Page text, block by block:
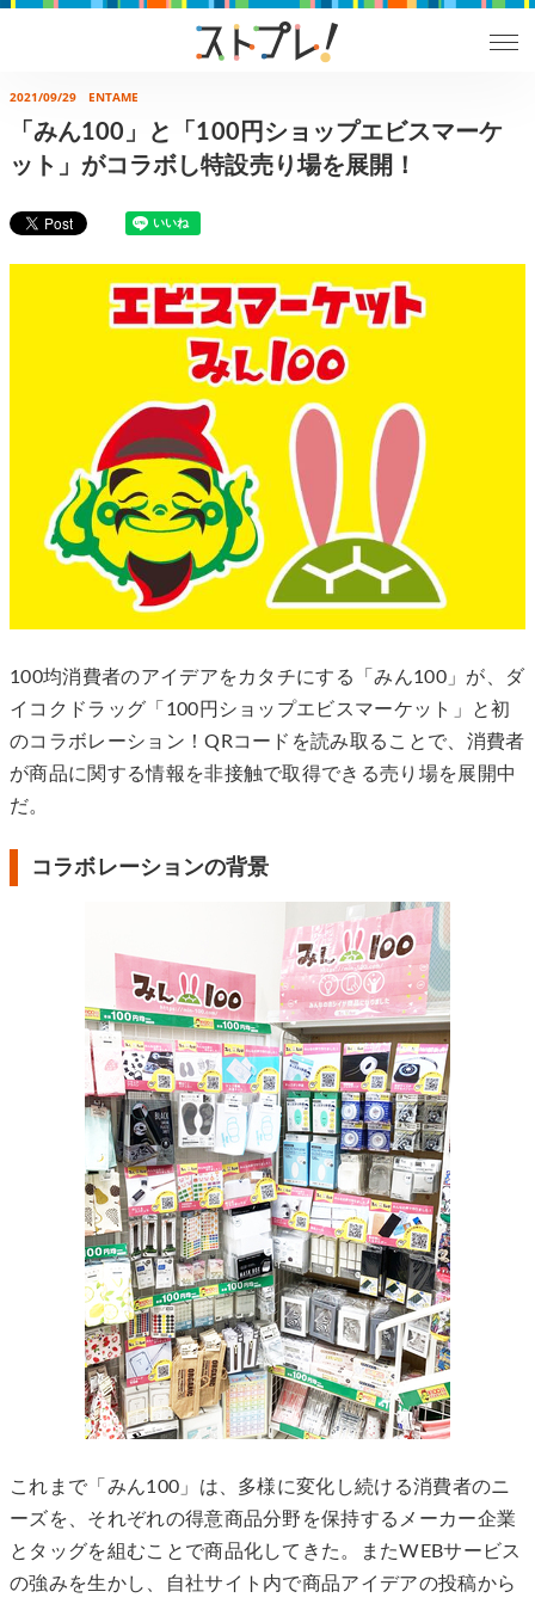
2021/09/29 ENTAME
「みん100」と「100円ショップエビスマーケ
ット」がコラボし特設売り場を展開！
100均消費者のアイデアをカタチにする「みん100」が、ダ
イコクドラッグ「100円ショップエビスマーケット」と初
のコラボレーション！QRコードを読み取ることで、消費者
が商品に関する情報を非接触で取得できる売り場を展開中
だ。
コラボレーションの背景
これまで「みん100」は、多様に変化し続ける消費者のニ
ーズを、それぞれの得意商品分野を保持するメーカー企業
とタッグを組むことで商品化してきた。またWEBサービス
の強みを生かし、自社サイト内で商品アイデアの投稿から